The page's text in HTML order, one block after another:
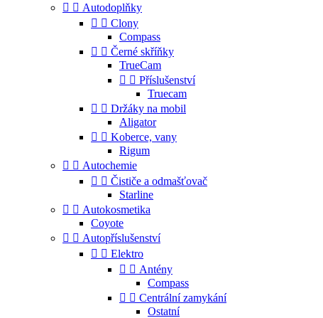
  Autodoplňky
  Clony
Compass
  Černé skříňky
TrueCam
  Příslušenství
Truecam
  Držáky na mobil
Aligator
  Koberce, vany
Rigum
  Autochemie
  Čističe a odmašťovač
Starline
  Autokosmetika
Coyote
  Autopříslušenství
  Elektro
  Antény
Compass
  Centrální zamykání
Ostatní